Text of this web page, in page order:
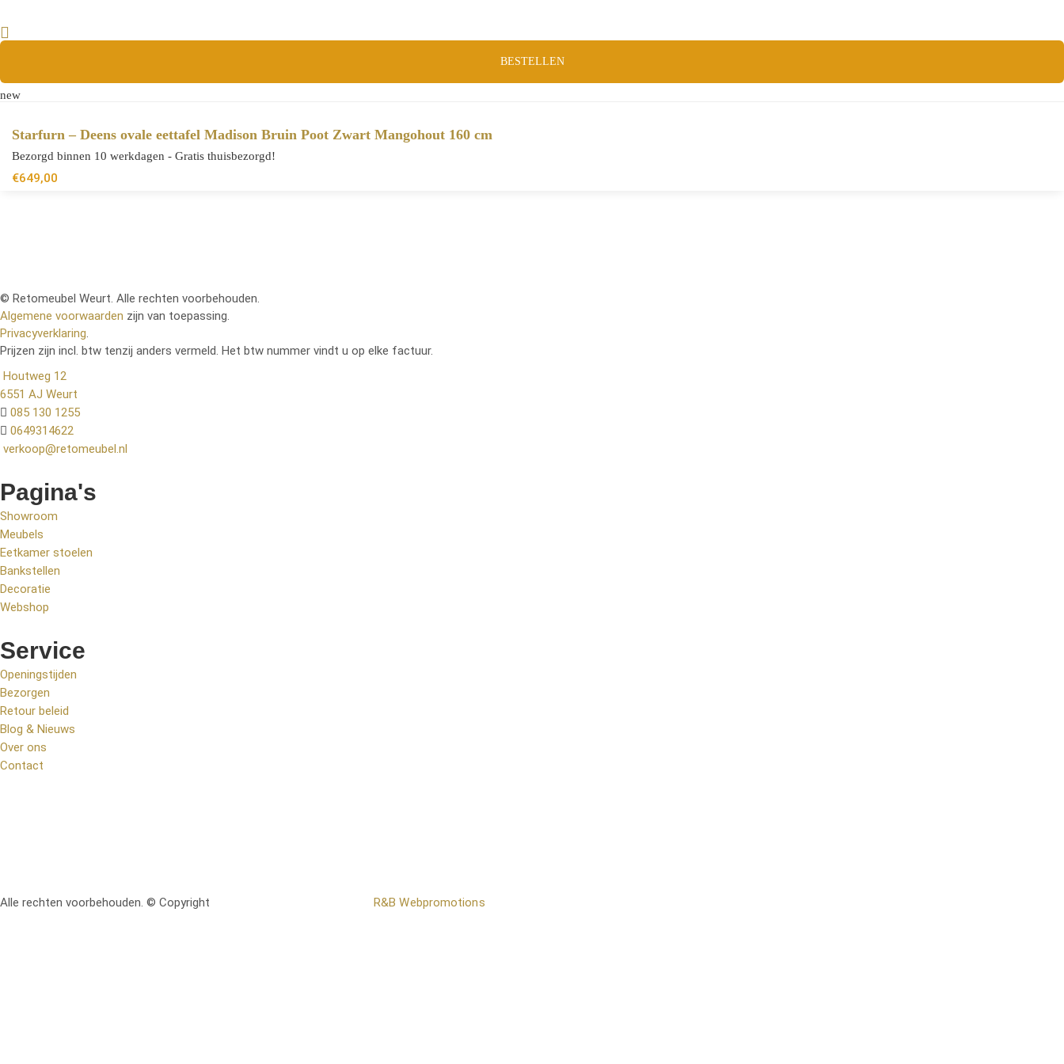
BESTELLEN
new
Starfurn – Deens ovale eettafel Madison Bruin Poot Zwart Mangohout 160 cm
Bezorgd binnen 10 werkdagen - Gratis thuisbezorgd!
€649,00
© Retomeubel Weurt. Alle rechten voorbehouden.
Algemene voorwaarden zijn van toepassing.
Privacyverklaring.
Prijzen zijn incl. btw tenzij anders vermeld. Het btw nummer vindt u op elke factuur.
Houtweg 12
6551 AJ Weurt
085 130 1255
0649314622
verkoop@retomeubel.nl
Pagina's
Showroom
Meubels
Eetkamer stoelen
Bankstellen
Decoratie
Webshop
Service
Openingstijden
Bezorgen
Retour beleid
Blog & Nieuws
Over ons
Contact
Alle rechten voorbehouden. © Copyright R&B Webpromotions